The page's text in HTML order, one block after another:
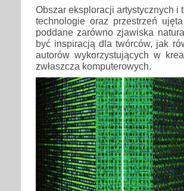
Obszar eksploracji artystycznych i
technologie oraz przestrzeń
poddane zarówno zjawiska
być inspiracją dla twórców, jak
autorów wykorzystujących w
zwłaszcza komputerowych.